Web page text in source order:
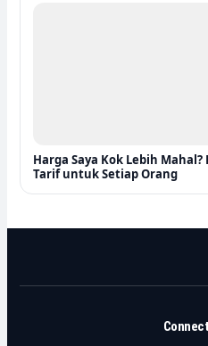
Harga Saya Kok Lebih
Tarif untuk Setiap Orang